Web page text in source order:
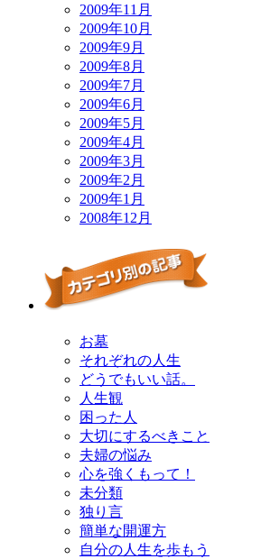
2009年11月
2009年10月
2009年9月
2009年8月
2009年7月
2009年6月
2009年5月
2009年4月
2009年3月
2009年2月
2009年1月
2008年12月
お墓
それぞれの人生
どうでもいい話。
人生観
困った人
大切にするべきこと
夫婦の悩み
心を強くもって！
未分類
独り言
簡単な開運方
自分の人生を歩もう